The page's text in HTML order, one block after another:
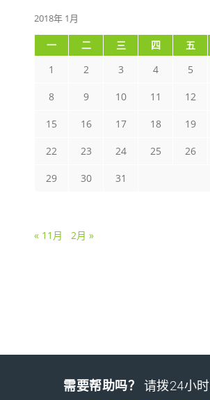
2018年 1月
一 二 三 四 五
1
2 3 4 5
8 9 10 11 12
15 16 17 18 19
22 23 24 25 26
29 30 31
« 11月 2月 »
需要帮助吗？ 请拨24小时